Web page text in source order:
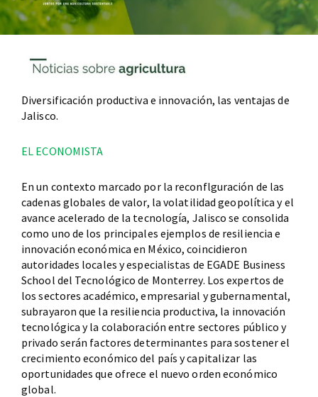
Diversificación productiva e innovación, las ventajas de
Jalisco.
EL ECONOMISTA
En un contexto marcado por la reconflguración de las
cadenas globales de valor, la volatilidad geopolítica y el
avance acelerado de la tecnología, Jalisco se consolida
como uno de los principales ejemplos de resiliencia e
innovación económica en México, coincidieron
autoridades locales y especialistas de EGADE Business
School del Tecnológico de Monterrey. Los expertos de
los sectores académico, empresarial y gubernamental,
subrayaron que la resiliencia productiva, la innovación
tecnológica y la colaboración entre sectores público y
privado serán factores determinantes para sostener el
crecimiento económico del país y capitalizar las
oportunidades que ofrece el nuevo orden económico
global.